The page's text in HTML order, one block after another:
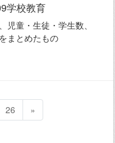
学校教育
童・生徒・学生数、
まとめたもの
26 »